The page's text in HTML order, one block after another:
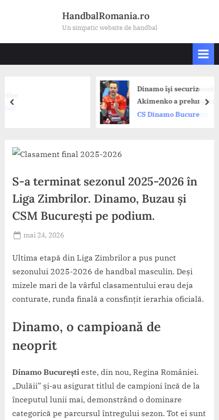
HandbalRomania.ro
Un simpatic website de handbal
Dinamo își securizează flancul
Akimenko a prelungit cu campioana
României!
CS Dinamo Bucuresti
prev
S-a terminat sezonul 2025-2026 în
Liga Zimbrilor. Dinamo, Buzau și
CSM București pe podium.
Posted
mai 24, 2026
Ultima etapă din Liga Zimbrilor a pus punct
sezonului 2025-2026 de handbal masculin. Deși
mizele mari de la vârful clasamentului erau deja
conturate, runda finală a consfințit ierarhia oficială.
Dinamo, o campioană de
neoprit
Dinamo București este, din nou, Regina României.
„Dulăii” și-au asigurat titlul de campioni încă de la
începutul lunii mai, demonstrând o dominare
categorică pe parcursul întregului sezon. Tot ei sunt